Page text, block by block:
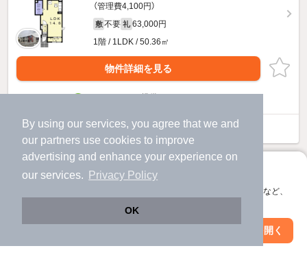
By using our services, you agree that we and
our partners use cookies to improve
advertising and enhance your experience on
our services.
Privacy Policy
OK
アプリに切り替えて、サクサクお部屋探し
会員登録なしですぐ使える。マップ検索やお気に入り保存など、
アプリを開く
（管理費4,100円）
敷 不要 礼 63,000円
1階 / 1LDK / 50.36㎡
物件詳細を見る
モデルノカーサのすべての部屋を見る
絞り込み条件を変更